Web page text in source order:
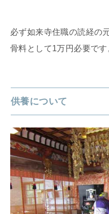
必ず如来寺住職の読経の
骨料として1万円必要です
供養について